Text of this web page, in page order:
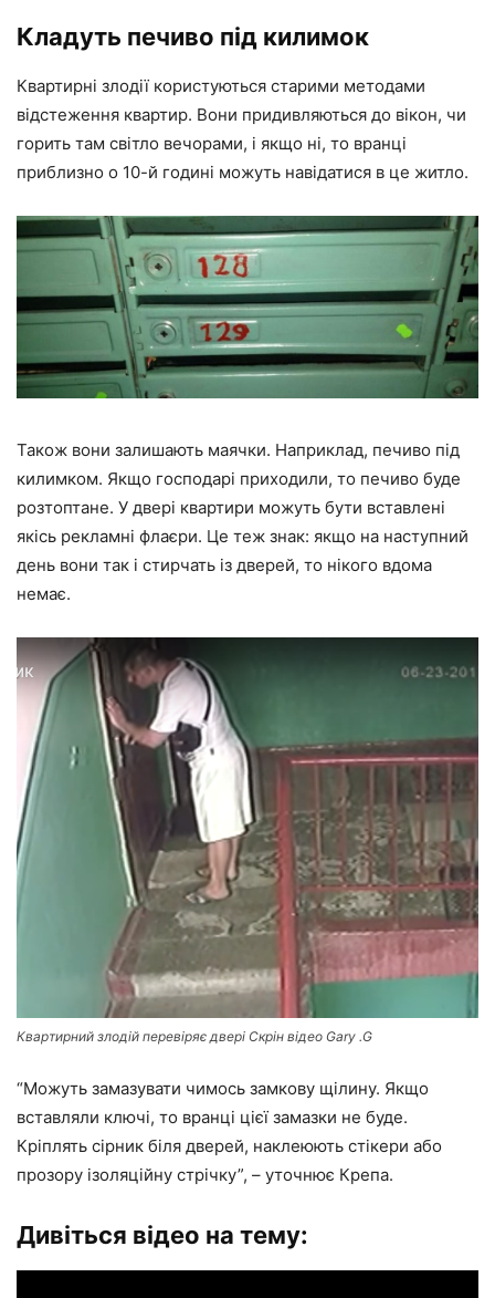
Кладуть печиво під килимок
Квартирні злодії користуються старими методами
відстеження квартир. Вони придивляються до вікон, чи
горить там світло вечорами, і якщо ні, то вранці
приблизно о 10-й годині можуть навідатися в це житло.
Також вони залишають маячки. Наприклад, печиво під
килимком. Якщо господарі приходили, то печиво буде
розтоптане. У двері квартири можуть бути вставлені
якісь рекламні флаєри. Це теж знак: якщо на наступний
день вони так і стирчать із дверей, то нікого вдома
немає.
Квартирний злодій перевіряє двері Скрін відео Gary .G
“Можуть замазувати чимось замкову щілину. Якщо
вставляли ключі, то вранці цієї замазки не буде.
Кріплять сірник біля дверей, наклеюють стікери або
прозору ізоляційну стрічку”, – уточнює Крепа.
Дивіться відео на тему: